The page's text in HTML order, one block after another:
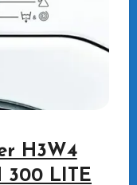
H3W4
300 LITE